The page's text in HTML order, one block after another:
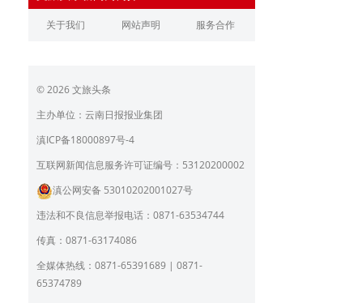
江西省文化和旅游厅 河南省文化和旅游厅
广东省文化和旅游厅
育厅
陕西省文化和旅游厅 甘肃省文化和旅游厅
青海省文化和旅游厅
宁夏回族自治区文化和旅
北京市文旅局
上海市文化和旅游局
员会
关于我们 网站声明 服务合作
© 2026 文旅头条
主办单位：云南日报报业集团
滇ICP备18000897号-4
互联网新闻信息服务许可证编号：53120200002
滇公网安备 53010202001027号
违法和不良信息举报电话：0871-63534744
传真：0871-63174086
全媒体热线：0871-65391689 | 0871-
65374789